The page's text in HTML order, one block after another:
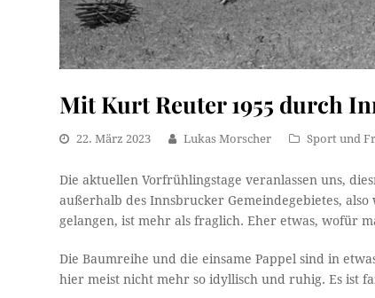
Mit Kurt Reuter 1955 durch
22. März 2023 Lukas Morscher Sport und
Die aktuellen Vorfrühlingstage veranlassen uns,
außerhalb des Innsbrucker Gemeindegebietes,
gelangen, ist mehr als fraglich. Eher etwas, wofür
Die Baumreihe und die einsame Pappel sind in
hier meist nicht mehr so idyllisch und ruhig. Es ist